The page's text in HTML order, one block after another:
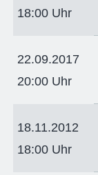
18:00 Uhr
22.09.2017
20:00 Uhr
18.11.2012
18:00 Uhr